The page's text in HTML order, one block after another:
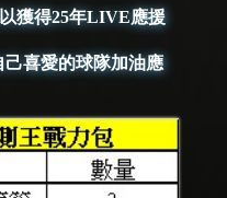
獲得25年LIVE應援
喜愛的球隊加油應